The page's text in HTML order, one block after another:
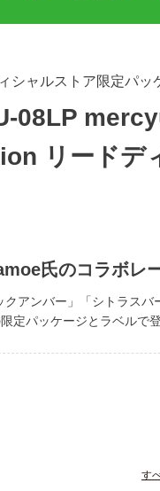
シャルストア限定パッ
08LP
リードデ
氏のコラボレ
アンバー」「シトラスバ
定パッケージとラベルで登
す